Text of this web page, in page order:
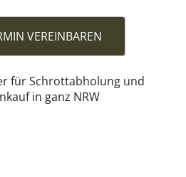
VEREINBAREN
für Schrottabholung und
in ganz NRW